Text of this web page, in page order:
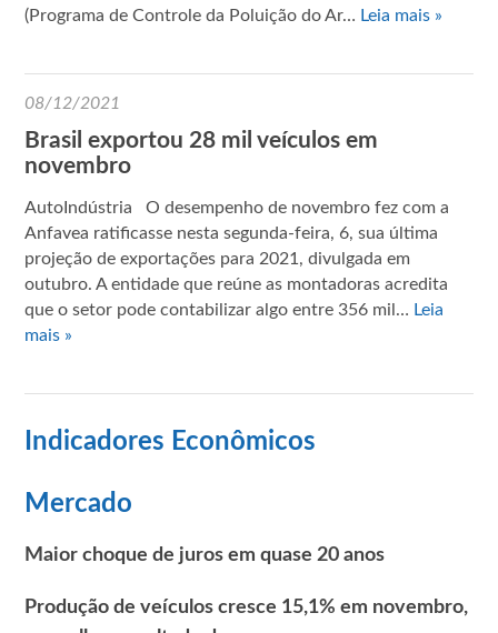
(Programa de Controle da Poluição do Ar… Leia mais »
08/12/2021
Brasil exportou 28 mil veículos em
novembro
AutoIndústria O desempenho de novembro fez com a
Anfavea ratificasse nesta segunda-feira, 6, sua última
projeção de exportações para 2021, divulgada em
outubro. A entidade que reúne as montadoras acredita
que o setor pode contabilizar algo entre 356 mil… Leia
mais »
Indicadores Econômicos
Mercado
Maior choque de juros em quase 20 anos
Produção de veículos cresce 15,1% em novembro,